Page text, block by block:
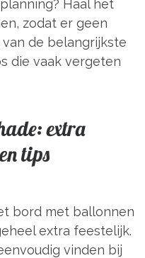
Haal het
zodat er geen
de belangrijkste
die vaak vergeten
extra
tips
bord met ballonnen
extra feestelijk.
vinden bij